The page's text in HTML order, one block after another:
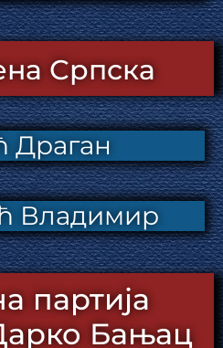
Српска
Драган
Владимир
партија
Бањац